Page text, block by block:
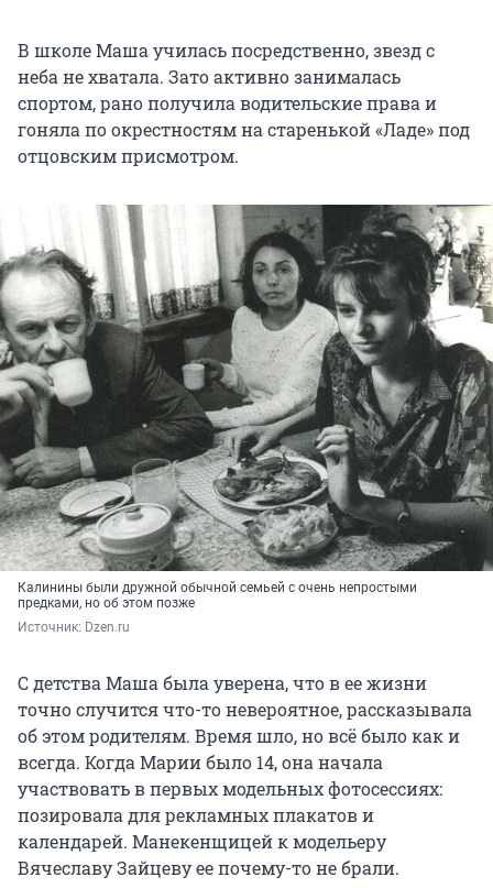
В школе Маша училась посредственно, звезд с
неба не хватала. Зато активно занималась
спортом, рано получила водительские права и
гоняла по окрестностям на старенькой «Ладе» под
отцовским присмотром.
Калинины были дружной обычной семьей с очень непростыми
предками, но об этом позже
Источник: Dzen.ru
С детства Маша была уверена, что в ее жизни
точно случится что-то невероятное, рассказывала
об этом родителям. Время шло, но всё было как и
всегда. Когда Марии было 14, она начала
участвовать в первых модельных фотосессиях:
позировала для рекламных плакатов и
календарей. Манекенщицей к модельеру
Вячеславу Зайцеву ее почему-то не брали.